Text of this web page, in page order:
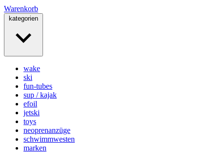
Warenkorb
kategorien
wake
ski
fun-tubes
sup / kajak
efoil
jetski
toys
neoprenanzüge
schwimmwesten
marken